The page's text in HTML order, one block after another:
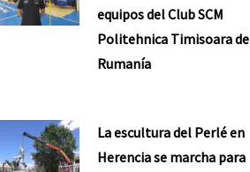
equipos del Club SCM
Politehnica Timisoara de
Rumanía
La escultura del Perlé en
Herencia se marcha para